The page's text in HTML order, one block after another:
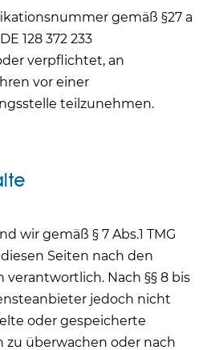
gemäß §27 a
128 372 233
verpflichtet, an
vor einer
teilzunehmen.
wir gemäß § 7 Abs.1 TMG
Seiten nach den
verantwortlich. Nach §§ 8 bis
jedoch nicht
oder gespeicherte
überwachen oder nach